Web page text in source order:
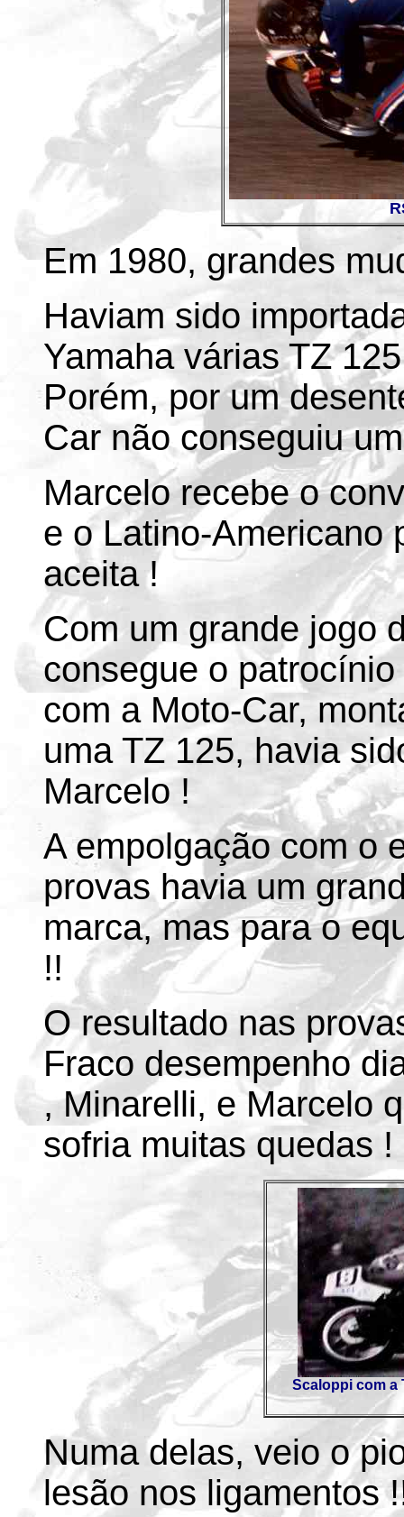
Em 1980, grandes
Haviam sido
Yamaha várias TZ
Porém, por um
Car não conseguiu
Marcelo recebe o
e o Latino-Americano
aceita !
Com um grande jogo
consegue o
com a Moto-Car,
uma TZ 125, havia
Marcelo !
A empolgação com o
provas havia um
marca, mas para o
!!
O resultado nas
Fraco desempenho
, Minarelli, e Marcelo
sofria muitas quedas !
Scaloppi com a
Numa delas, veio o
lesão nos ligamentos